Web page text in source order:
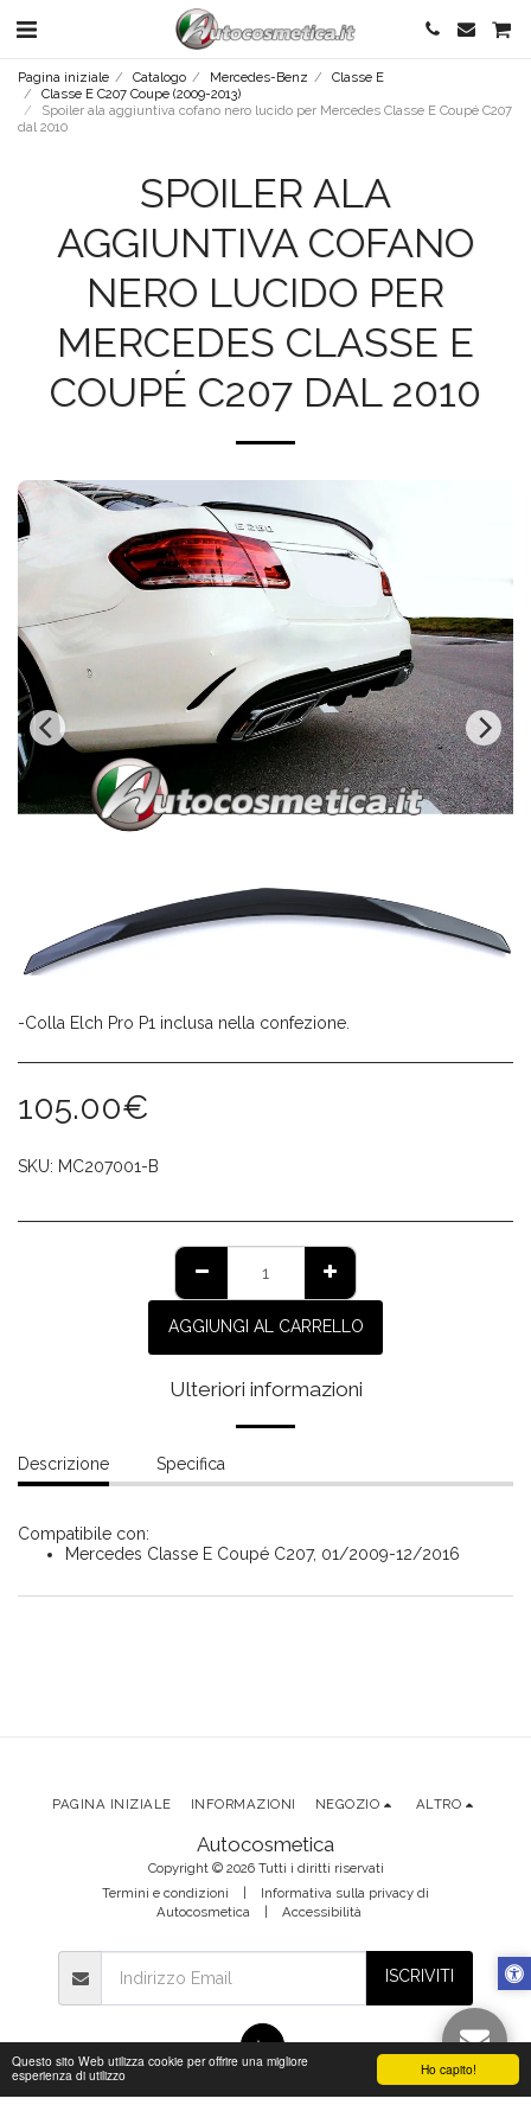
Ho capito!
Questo sito Web utilizza cookie per offrire una migliore
esperienza di utilizzo
Pagina iniziale Catalogo Mercedes-Benz
Classe E
Classe E C207 Coupe (2009-2013)
Spoiler ala aggiuntiva cofano nero lucido per Mercedes Classe E Coupé C207
dal 2010
SPOILER ALA
AGGIUNTIVA COFANO
NERO LUCIDO PER
MERCEDES CLASSE E
COUPÉ C207 DAL 2010
-Colla Elch Pro P1 inclusa nella confezione.
105.00€
SKU: MC207001-B
AGGIUNGI AL CARRELLO
Ulteriori informazioni
Descrizione Specifica
Compatibile con:
Mercedes Classe E Coupé C207, 01/2009-12/2016
Autocosmetica
Copyright © 2026 Tutti i diritti riservati
Termini e condizioni | Informativa sulla privacy di
Autocosmetica | Accessibilità
PAGINA INIZIALE INFORMAZIONI NEGOZIO ALTRO
ISCRIVITI